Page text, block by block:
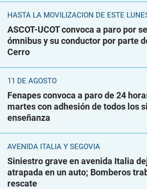
HASTA LA MOVILIZACIÓN DE ESTE
ASCOT-UCOT convoca a paro por
ómnibus y su conductor por parte
Cerro
11 DE AGOSTO
Fenapes convoca a paro de 24
martes con adhesión de todos los
enseñanza
AVENIDA ITALIA Y SEGOVIA
Siniestro grave en avenida Italia
atrapada en un auto; Bomberos
rescate